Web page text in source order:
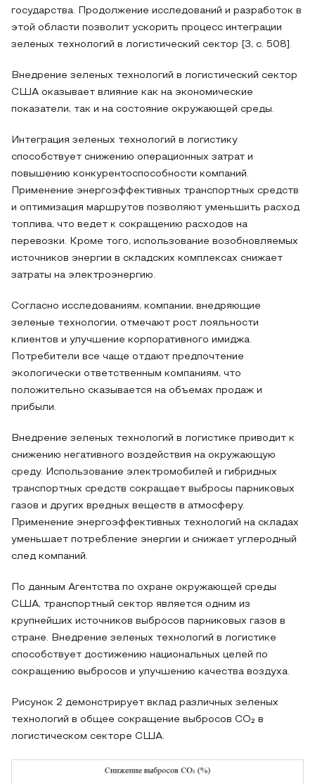
государства. Продолжение исследований и разработок в
этой области позволит ускорить процесс интеграции
зеленых технологий в логистический сектор [3, с. 508].
Внедрение зеленых технологий в логистический сектор
США оказывает влияние как на экономические
показатели, так и на состояние окружающей среды.
Интеграция зеленых технологий в логистику
способствует снижению операционных затрат и
повышению конкурентоспособности компаний.
Применение энергоэффективных транспортных средств
и оптимизация маршрутов позволяют уменьшить расход
топлива, что ведет к сокращению расходов на
перевозки. Кроме того, использование возобновляемых
источников энергии в складских комплексах снижает
затраты на электроэнергию.
Согласно исследованиям, компании, внедряющие
зеленые технологии, отмечают рост лояльности
клиентов и улучшение корпоративного имиджа.
Потребители все чаще отдают предпочтение
экологически ответственным компаниям, что
положительно сказывается на объемах продаж и
прибыли.
Внедрение зеленых технологий в логистике приводит к
снижению негативного воздействия на окружающую
среду. Использование электромобилей и гибридных
транспортных средств сокращает выбросы парниковых
газов и других вредных веществ в атмосферу.
Применение энергоэффективных технологий на складах
уменьшает потребление энергии и снижает углеродный
след компаний.
По данным Агентства по охране окружающей среды
США, транспортный сектор является одним из
крупнейших источников выбросов парниковых газов в
стране. Внедрение зеленых технологий в логистике
способствует достижению национальных целей по
сокращению выбросов и улучшению качества воздуха.
Рисунок 2 демонстрирует вклад различных зеленых
технологий в общее сокращение выбросов CO₂ в
логистическом секторе США.